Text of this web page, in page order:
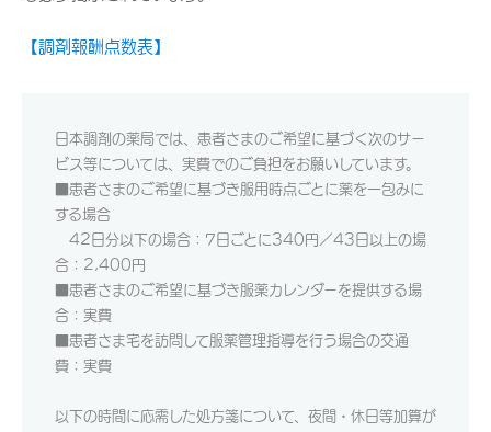
【調剤報酬点数表】
日本調剤の薬局では、患者さまのご希望に基づく次のサー
ビス等については、実費でのご負担をお願いしています。
■患者さまのご希望に基づき服用時点ごとに薬を一包みに
する場合
42日分以下の場合：7日ごとに340円／43日以上の場
合：2,400円
■患者さまのご希望に基づき服薬カレンダーを提供する場
合：実費
■患者さま宅を訪問して服薬管理指導を行う場合の交通
費：実費
以下の時間に応需した処方箋について、夜間・休日等加算が